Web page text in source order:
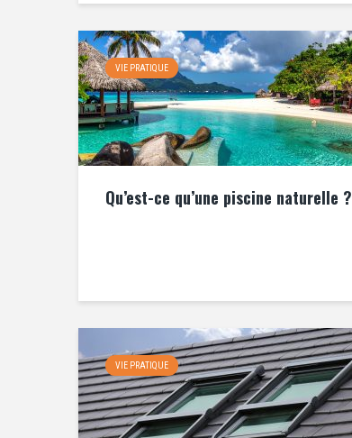
VIE PRATIQUE
Qu’est-ce qu’une piscine naturelle ?
VIE PRATIQUE